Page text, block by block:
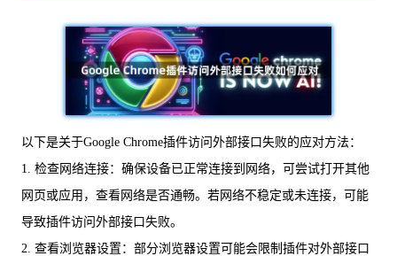
以下是关于Google Chrome插件访问外部接口失败的应对方法：
1. 检查网络连接：确保设备已正常连接到网络，可尝试打开其他
网页或应用，查看网络是否通畅。若网络不稳定或未连接，可能
导致插件访问外部接口失败。
2. 查看浏览器设置：部分浏览器设置可能会限制插件对外部接口